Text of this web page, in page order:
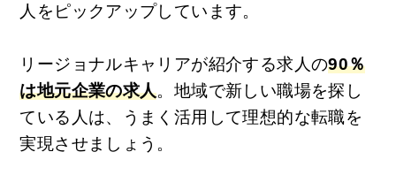
人をピックアップしています。
リージョナルキャリアが紹介する求人の90％
は地元企業の求人。地域で新しい職場を探し
ている人は、うまく活用して理想的な転職を
実現させましょう。